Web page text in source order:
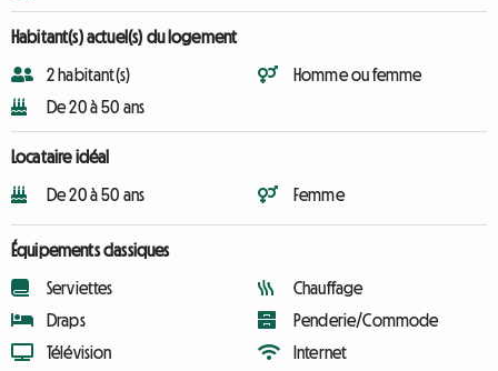
Habitant(s) actuel(s) du logement
2 habitant(s)
De 20 à 50 ans
Homme ou femme
Locataire idéal
De 20 à 50 ans Femme
Équipements classiques
Serviettes
Draps
Télévision
Chauffage
Penderie/Commode
Internet